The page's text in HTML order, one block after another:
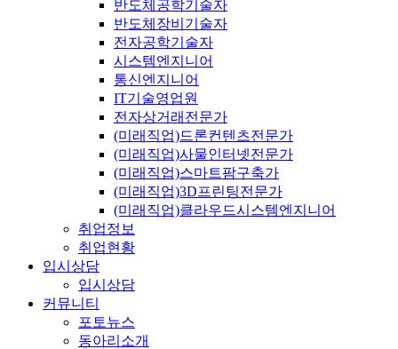
반도체공학기술자
반도체장비기술자
전자공학기술자
시스템엔지니어
통신엔지니어
IT기술영업원
전자상거래전문가
(미래직업)드론컨텐츠전문가
(미래직업)사물인터넷전문가
(미래직업)스마트팜구축가
(미래직업)3D프린팅전문가
(미래직업)클라우드시스템엔지니어
취업정보
취업현황
입시상담
입시상담
커뮤니티
포토뉴스
동아리소개